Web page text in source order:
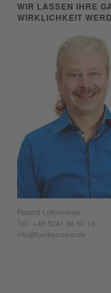
WIR LASSEN IHRE
WIRKLICHKEIT
Roland Lütkemeyer
Tel.: +49 5241 96 50 10
info@luetkemeyer.de